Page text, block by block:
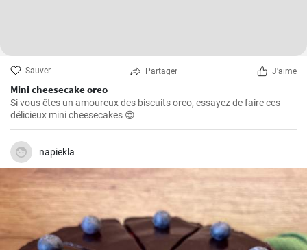
Sauver Partager J'aime
Mini cheesecake oreo
Si vous êtes un amoureux des biscuits oreo, essayez de faire ces
délicieux mini cheesecakes 😍
napiekla